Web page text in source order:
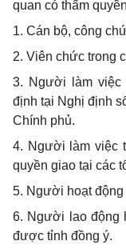
quan có thẩm
1. Cán bộ, công
2. Viên chức trong
3. Người làm việc
định tại Nghị định
Chính phủ.
4. Người làm việc
quyền giao tại các
5. Người hoạt động
6. Người lao động
được tỉnh đồng ý.